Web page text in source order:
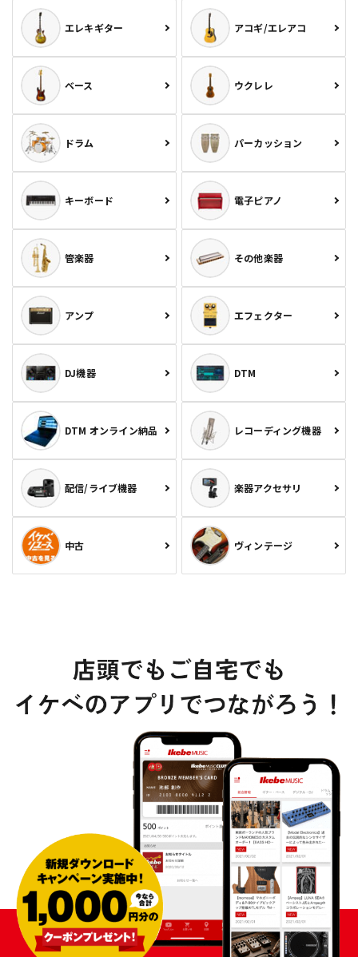
エレキギター アコギ/エレアコ
ベース ウクレレ
ドラム パーカッション
キーボード 電子ピアノ
管楽器 その他楽器
アンプ エフェクター
DJ機器 DTM
DTM オンライン納品 レコーディング機器
配信/ライブ機器 楽器アクセサリ
中古 ヴィンテージ